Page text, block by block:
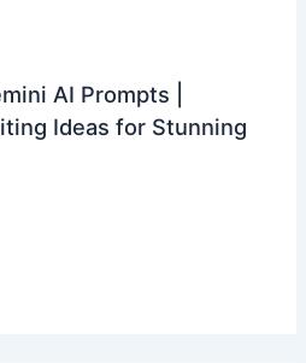
AI Prompts |
Ideas for Stunning